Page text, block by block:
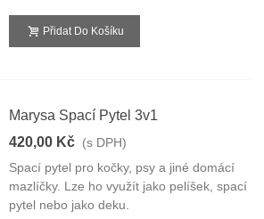
Přidat Do Košíku
Marysa Spací Pytel 3v1
420,00 Kč (s DPH)
Spací pytel pro kočky, psy a jiné domácí
mazlíčky. Lze ho využít jako pelíšek, spací
pytel nebo jako deku.